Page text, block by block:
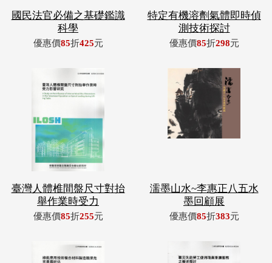
國民法官必備之基礎鑑識
科學
優惠價85折425元
特定有機溶劑氣體即時偵
測技術探討
優惠價85折298元
臺灣人體椎間盤尺寸對抬
舉作業時受力
優惠價85折255元
濡墨山水~李惠正八五水
墨回顧展
優惠價85折383元